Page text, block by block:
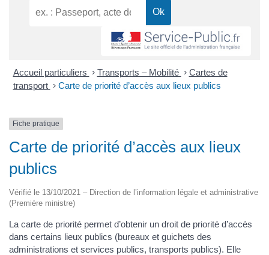
Accueil particuliers > Transports – Mobilité > Cartes de
transport > Carte de priorité d’accès aux lieux publics
Fiche pratique
Carte de priorité d’accès aux lieux
publics
Vérifié le 13/10/2021 – Direction de l’information légale et administrative
(Première ministre)
La carte de priorité permet d’obtenir un droit de priorité d’accès
dans certains lieux publics (bureaux et guichets des
administrations et services publics, transports publics). Elle